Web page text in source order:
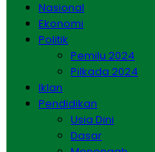
Nasional
Ekonomi
Politik
Pemilu 2024
Pilkada 2024
Iklan
Pendidikan
Usia Dini
Dasar